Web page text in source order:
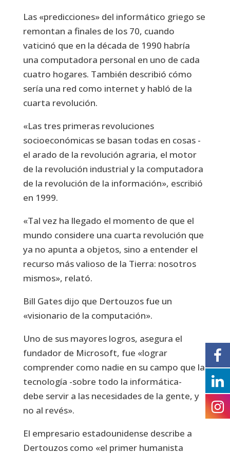
Las «predicciones» del informático griego se
remontan a finales de los 70, cuando
vaticinó que en la década de 1990 habría
una computadora personal en uno de cada
cuatro hogares. También describió cómo
sería una red como internet y habló de la
cuarta revolución.
«Las tres primeras revoluciones
socioeconómicas se basan todas en cosas -
el arado de la revolución agraria, el motor
de la revolución industrial y la computadora
de la revolución de la información», escribió
en 1999.
«Tal vez ha llegado el momento de que el
mundo considere una cuarta revolución que
ya no apunta a objetos, sino a entender el
recurso más valioso de la Tierra: nosotros
mismos», relató.
Bill Gates dijo que Dertouzos fue un
«visionario de la computación».
Uno de sus mayores logros, asegura el
fundador de Microsoft, fue «lograr
comprender como nadie en su campo que la
tecnología -sobre todo la informática-
debe servir a las necesidades de la gente, y
no al revés».
El empresario estadounidense describe a
Dertouzos como «el primer humanista